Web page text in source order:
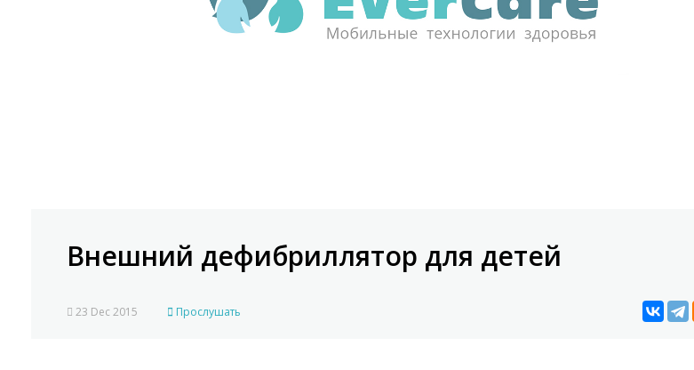
Внешний дефибриллятор для детей
23 Dec 2015 Прослушать